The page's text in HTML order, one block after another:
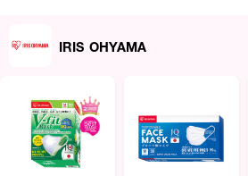
ผลลัพธ์ที่ได้ :
IRIS OHYAMA